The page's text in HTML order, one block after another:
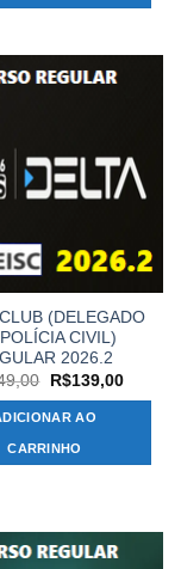
(DELEGADO
CIVIL)
2026.2
O
original
era:
R$349,00.
R$139,00O
AO
CARRINHO